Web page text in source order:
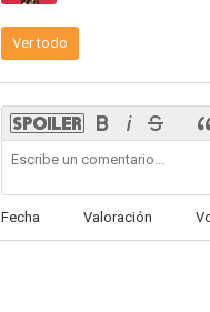
Ver todo
Fecha Valoración